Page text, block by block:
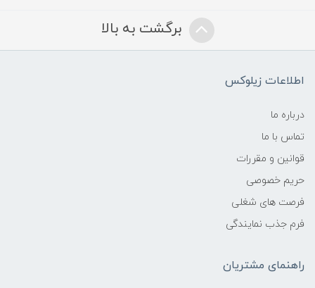
برگشت به بالا
اطلاعات زیلوکس
درباره ما
تماس با ما
قوانین و مقررات
حریم خصوصی
فرصت های شغلی
فرم جذب نمایندگی
راهنمای مشتریان